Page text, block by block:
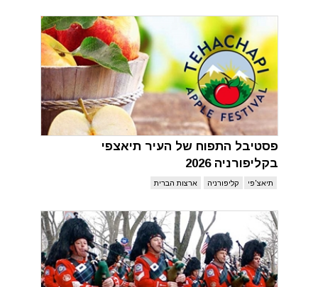
פסטיבל התפוח של העיר תיאצפי
בקליפורניה 2026
תיאצ'פי קליפורניה ארצות הברית